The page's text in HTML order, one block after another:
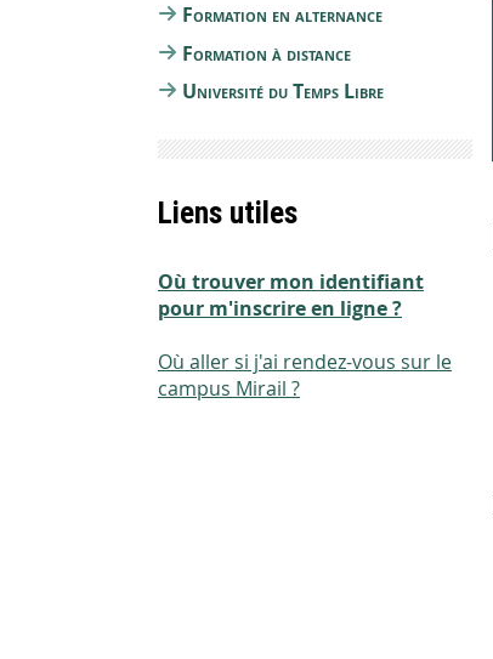
Formation en alternance
Formation à distance
Université du Temps Libre
Liens utiles
Où trouver mon identifiant
pour m'inscrire en ligne ?
Où aller si j'ai rendez-vous sur le
campus Mirail ?